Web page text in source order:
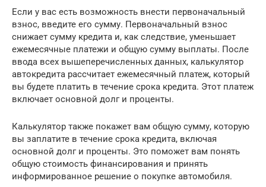
Если у вас есть возможность внести первоначальный
взнос, введите его сумму. Первоначальный взнос
снижает сумму кредита и, как следствие, уменьшает
ежемесячные платежи и общую сумму выплаты. После
ввода всех вышеперечисленных данных, калькулятор
автокредита рассчитает ежемесячный платеж, который
вы будете платить в течение срока кредита. Этот платеж
включает основной долг и проценты.
Калькулятор также покажет вам общую сумму, которую
вы заплатите в течение срока кредита, включая
основной долг и проценты. Это поможет вам понять
общую стоимость финансирования и принять
информированное решение о покупке автомобиля.